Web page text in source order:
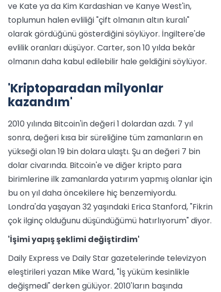
ve Kate ya da Kim Kardashian ve Kanye West'in,
toplumun halen evliliği "çift olmanın altın kuralı"
olarak gördüğünü gösterdiğini söylüyor. İngiltere'de
evlilik oranları düşüyor. Carter, son 10 yılda bekâr
olmanın daha kabul edilebilir hale geldiğini söylüyor.
'Kriptoparadan milyonlar
kazandım'
2010 yılında Bitcoin'in değeri 1 dolardan azdı. 7 yıl
sonra, değeri kısa bir süreliğine tüm zamanların en
yükseği olan 19 bin dolara ulaştı. Şu an değeri 7 bin
dolar civarında. Bitcoin'e ve diğer kripto para
birimlerine ilk zamanlarda yatırım yapmış olanlar için
bu on yıl daha öncekilere hiç benzemiyordu.
Londra'da yaşayan 32 yaşındaki Erica Stanford, "Fikrin
çok ilginç olduğunu düşündüğümü hatırlıyorum" diyor.
'İşimi yapış şeklimi değiştirdim'
Daily Express ve Daily Star gazetelerinde televizyon
eleştirileri yazan Mike Ward, "İş yüküm kesinlikle
değişmedi" derken gülüyor. 2010'ların başında